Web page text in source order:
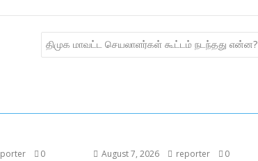
திமுக மாவட்ட செயலாளர்கள் கூட்டம் நடந்தது என்ன?
0 August 7, 2026 reporter 0